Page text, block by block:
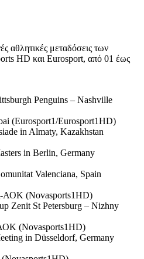
αθλητικές μεταδόσεις των
HD και Eurosport, από 01 έως
Penguins – Nashville
(Eurosport1/Eurosport1HD)
in Almaty, Kazakhstan
in Berlin, Germany
Valenciana, Spain
ΑΟΚ (Novasports1HD)
Zenit St Petersburg – Nizhny
(Novasports1HD)
in Düsseldorf, Germany